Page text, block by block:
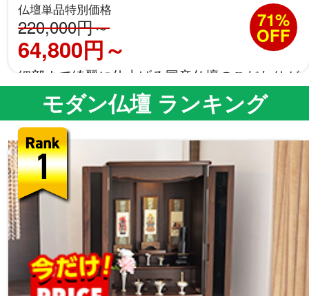
仏壇単品特別価格 71%
OFF
220,000円～
64,800円～
細部まで綺麗に仕上げる国産仏壇のこだわりが
光るモダン仏壇 ランキング